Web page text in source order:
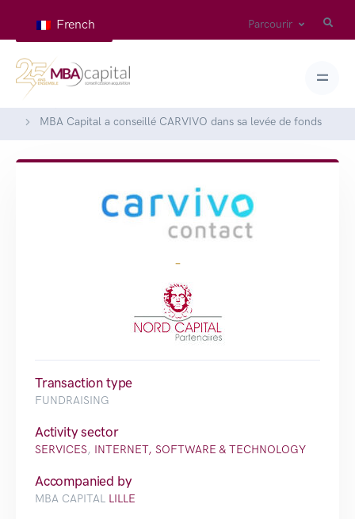
French Parcourir
MBA Capital a conseillé CARVIVO dans sa levée de fonds
-
Transaction type
FUNDRAISING
Activity sector
SERVICES, INTERNET, SOFTWARE & TECHNOLOGY
Accompanied by
MBA CAPITAL LILLE